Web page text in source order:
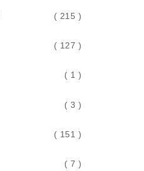
( 215 )
( 127 )
( 1 )
( 3 )
( 151 )
( 7 )